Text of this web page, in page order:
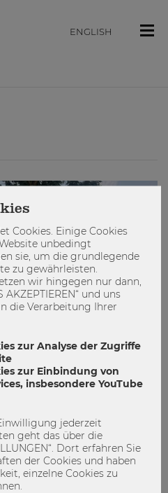
ENGLISH
Partnerschaften
International Ofice
Cookies. Einige Cookies
unbedingt
sie, um die grundlegende
zu gewährleisten.
wir hingegen nur dann,
AKZEPTIEREN“ und uns
die Verarbeitung Ihrer
zur Analyse der Zugriffe
zur Einbindung von
insbesondere YouTube
jederzeit
geht das über die
Dort erfahren Sie
der Cookies und haben
einzelne Cookies zu